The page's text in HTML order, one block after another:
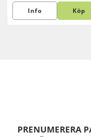
Info Köp
PRENUMERERA